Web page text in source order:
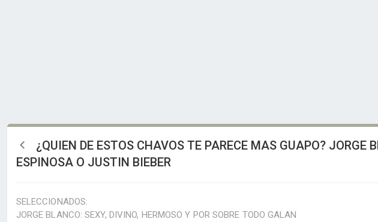
¿QUIEN DE ESTOS CHAVOS TE PARECE MAS GUAPO? JORGE
ESPINOSA O JUSTIN BIEBER
SELECCIONADOS:
JORGE BLANCO: SEXY, DIVINO, HERMOSO Y POR SOBRE TODO GALAN